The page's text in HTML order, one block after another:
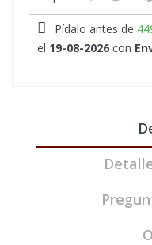
Pídalo antes de
el 19-08-2026 con